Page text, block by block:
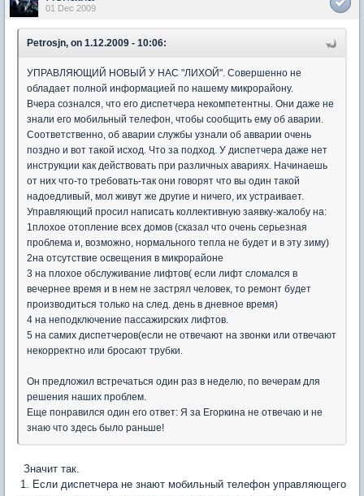
01 Dec 2009
Petrosjn, on 1.12.2009 - 10:06:
УПРАВЛЯЮЩИЙ НОВЫЙ У НАС "ЛИХОЙ". Совершенно не
обладает полной информацией по нашему микрорайону.
Вчера сознался, что его диспетчера некомпетентны. Они даже не
знали его мобильный телефон, чтобы сообщить ему об аварии.
Соответственно, об аварии службы узнали об авварии очень
поздно и вот такой исход. Что за подход. У диспетчера даже нет
инструкции как действовать при различных авариях. Начинаешь
от них что-то требовать-так они говорят что вы один такой
надоедливый, мол живут же другие и ничего, их устраивает.
Управляющий просил написать коллективную заявку-жалобу на:
1плохое отопление всех домов (сказал что очень серьезная
проблема и, возможно, нормального тепла не будет и в эту зиму)
2на отсутствие освещения в микрорайоне
3 на плохое обслуживание лифтов( если лифт сломался в
вечернее время и в нем не застрял человек, то ремонт будет
производиться только на след. день в дневное время)
4 на неподключение пассажирских лифтов.
5 на самих диспетчеров(если не отвечают на звонки или отвечают
некорректно или бросают трубки.
Он предложил встречаться один раз в неделю, по вечерам для
решения наших проблем.
Еще понравился один его ответ: Я за Егоркина не отвечаю и не
знаю что здесь было раньше!
Значит так.
1. Если диспетчера не знают мобильный телефон управляющего